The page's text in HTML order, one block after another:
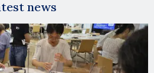
news